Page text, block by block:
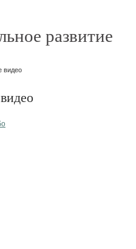
развитие
видео